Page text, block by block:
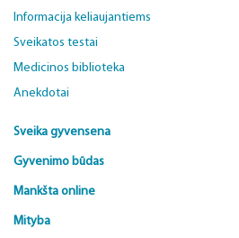
Informacija keliaujantiems
Sveikatos testai
Medicinos biblioteka
Anekdotai
Sveika gyvensena
Gyvenimo būdas
Mankšta online
Mityba